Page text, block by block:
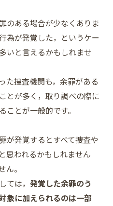
のある場合が少なくありま
為が発覚した，というケー
いと言えるかもしれませ
た捜査機関も，余罪がある
とが多く，取り調べの際に
ことが一般的です。
が発覚するとすべて捜査や
思われるかもしれません
。
ては， 発覚した余罪のう
象に加えられるのは一部